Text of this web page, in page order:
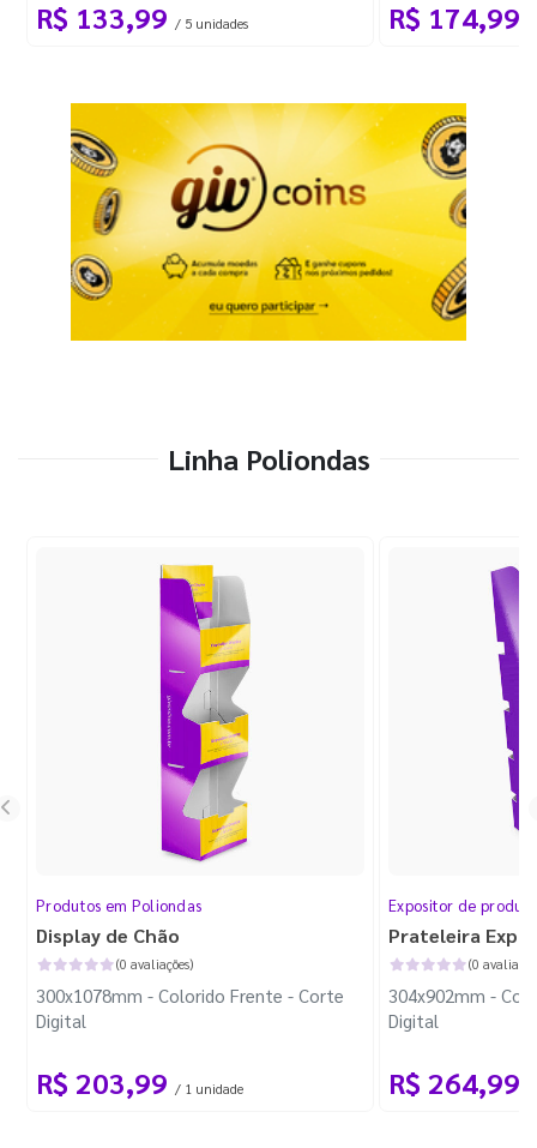
R$ 133,99 / 5 unidades R$ 174,99
Linha Poliondas
Produtos em Poliondas
Display de Chão
(0 avaliações)
300x1078mm - Colorido Frente - Corte
Digital
R$ 203,99 / 1 unidade
Expositor de
Prateleira
(0
304x902mm -
Digital
R$ 264,99